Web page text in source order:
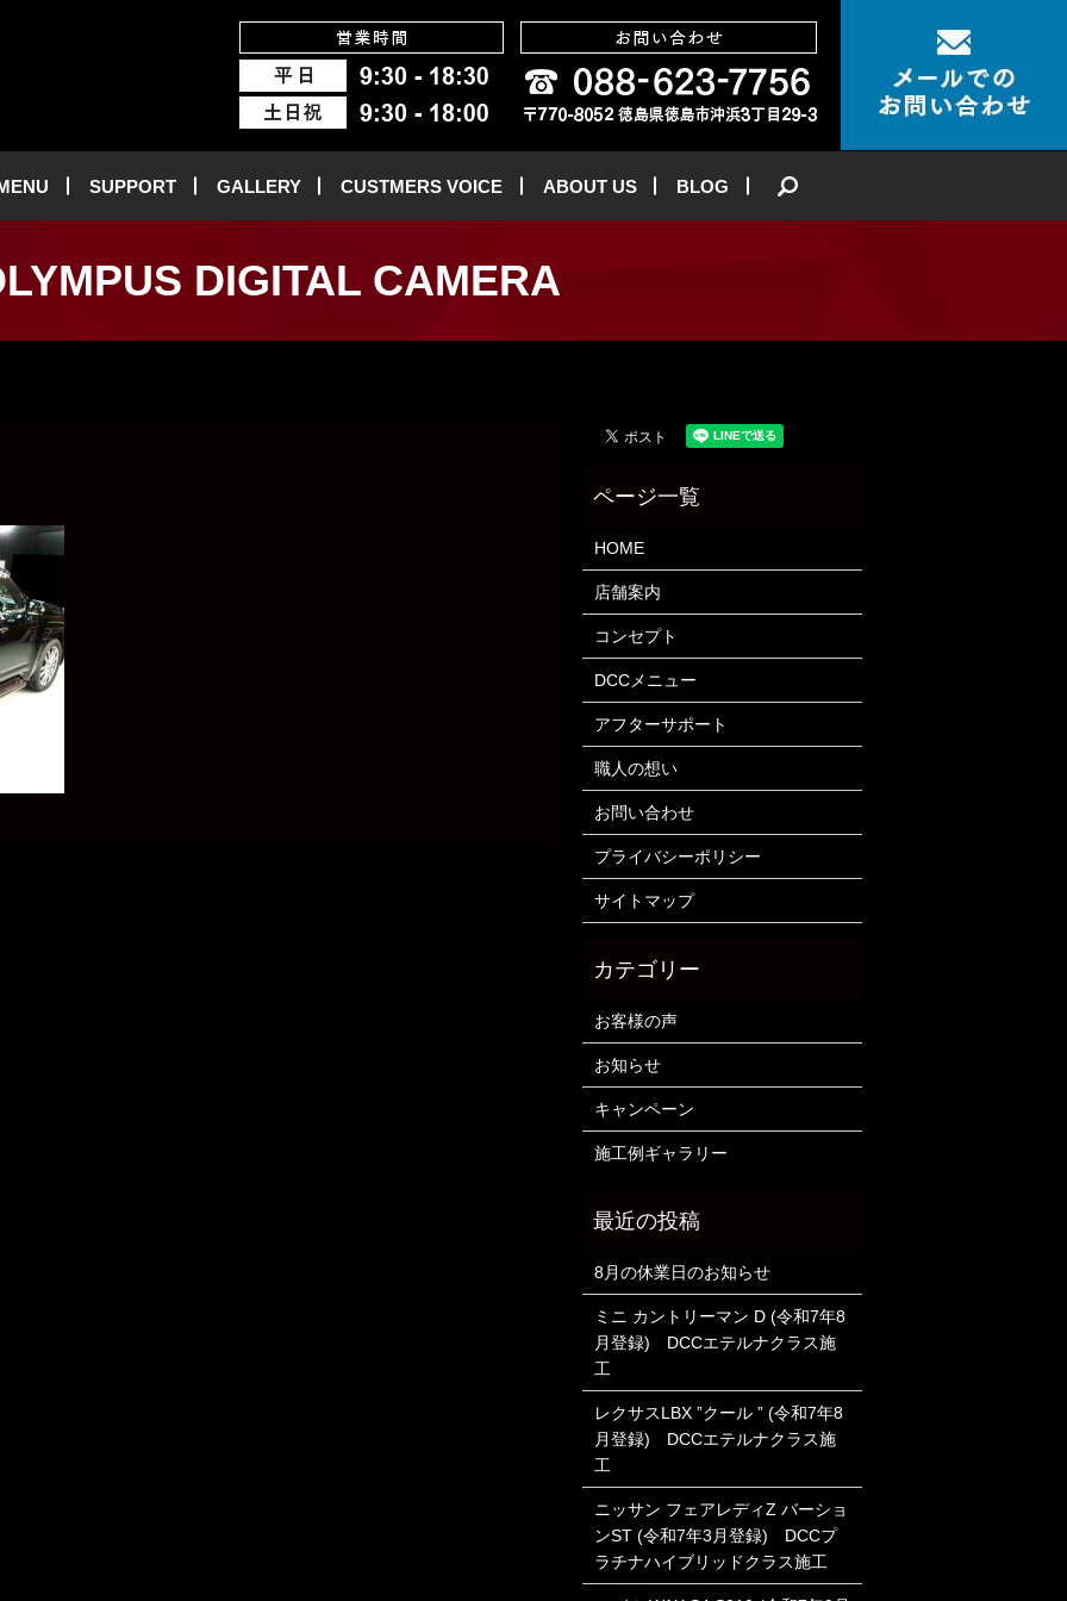
SUPPORT GALLERY CUSTMERS VOICE ABOUT US BLOG
DIGITAL CAMERA
HOME
店舗案内
コンセプト
DCCメニュー
アフターサポート
職人の想い
お問い合わせ
プライバシーポリシー
サイトマップ
お客様の声
お知らせ
キャンペーン
施工例ギャラリー
8月の休業日のお知らせ
ミニ カントリーマン D (令和7年8
月登録) DCCエテルナクラス施
工
レクサスLBX ”クール ” (令和7年8
月登録) DCCエテルナクラス施
工
ニッサン フェアレディZ バーショ
ンST (令和7年3月登録) DCCプ
ラチナハイブリッドクラス施工